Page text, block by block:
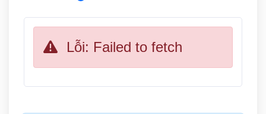
Lỗi: Failed to fetch